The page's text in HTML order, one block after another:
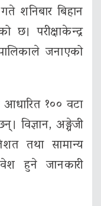
शनिबार बिहान
परीक्षाकेन्द्र
जनाएको
आधारित १०० वटा
विज्ञान, अङ्ग्रेजी
तथा सामान्य
हुने जानकारी